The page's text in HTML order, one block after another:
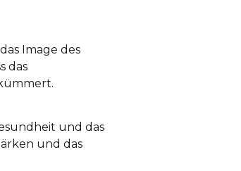
Image des
das
und das
und das